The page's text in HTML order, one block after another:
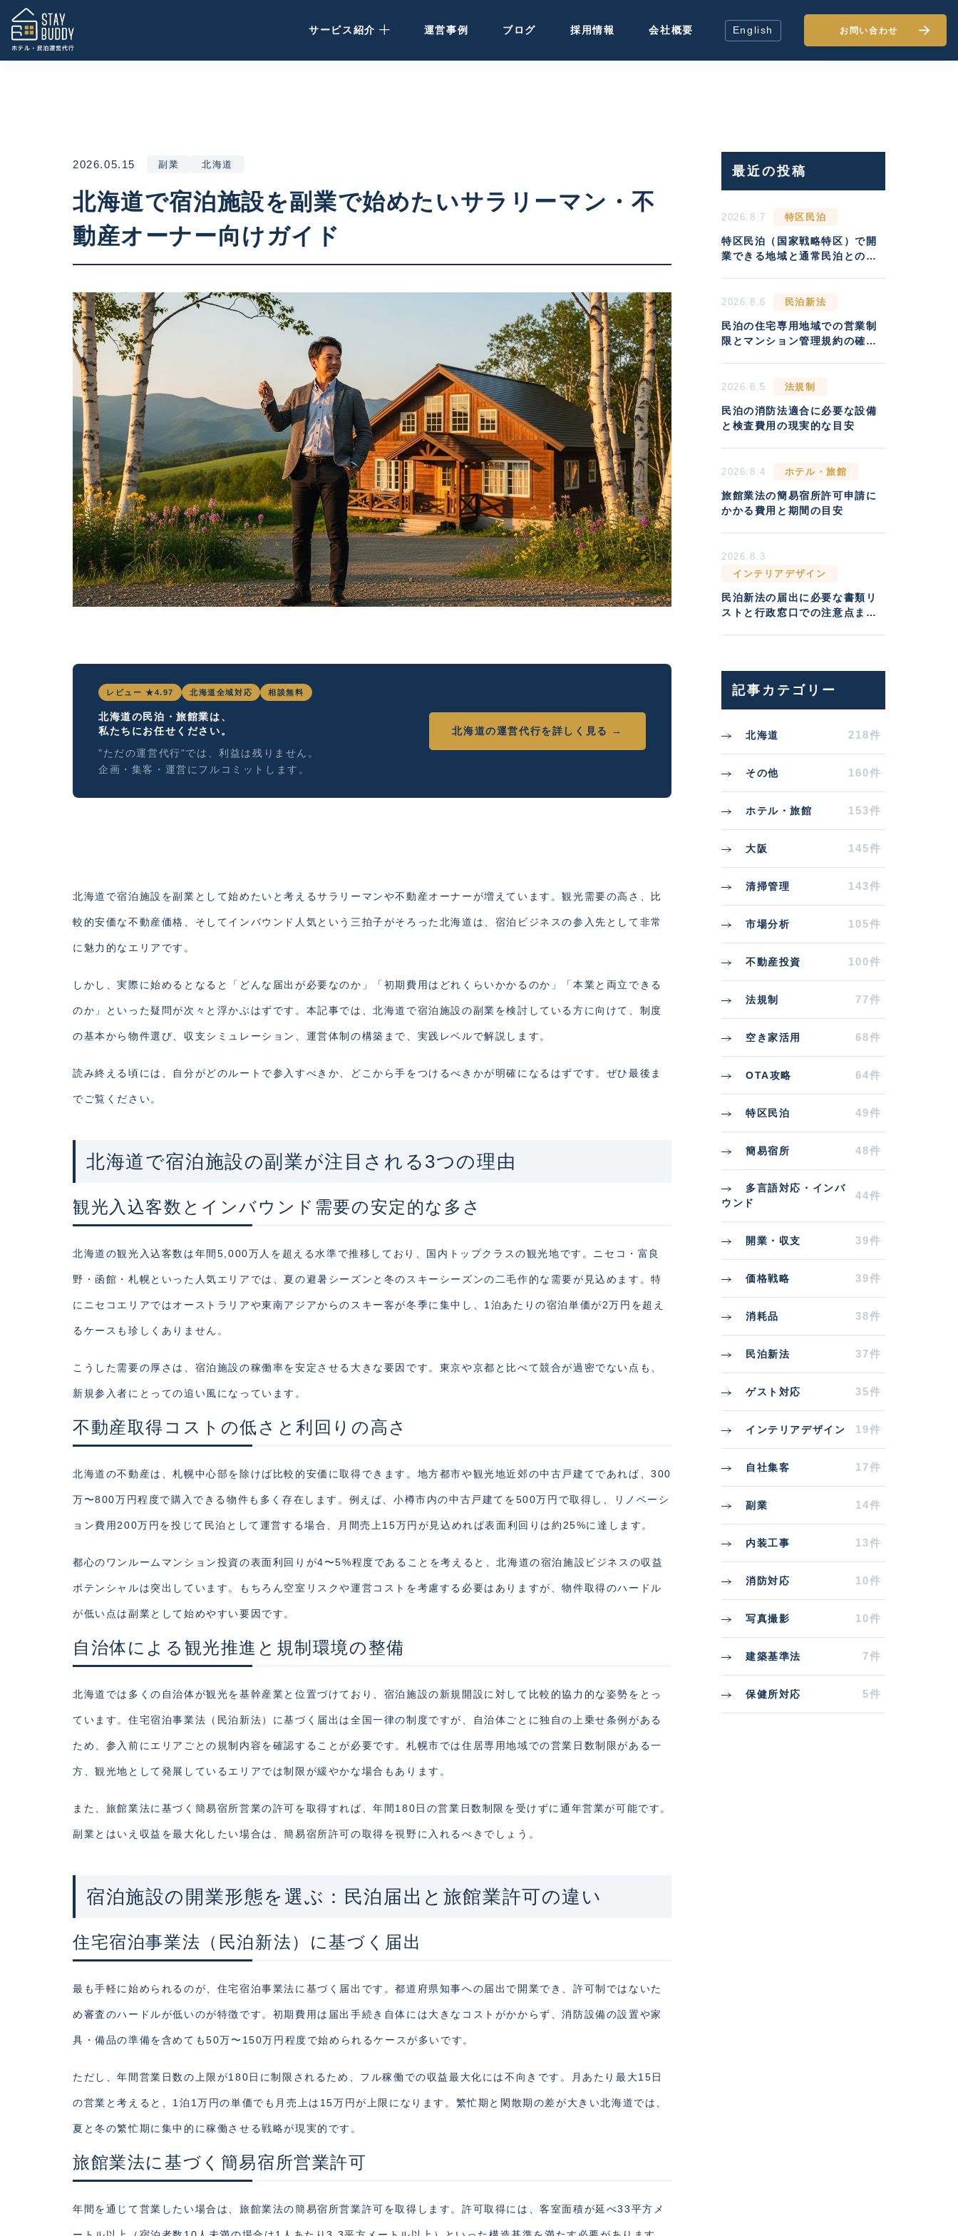
サービス紹介
民泊運営代行
空き家活用
ホテル開発・運営
運営事例 ブログ 採用情報 会社概要 English お問い合わせ
2026.05.15 副業 北海道
北海道で宿泊施設を副業で始めたいサラリーマン・不
動産オーナー向けガイド
レビュー ★4.97 北海道全域対応 相談無料
北海道の民泊・旅館業は、
私たちにお任せください。
"ただの運営代行"では、利益は残りません。
企画・集客・運営にフルコミットします。
北海道の運営代行を詳しく見る →
北海道で宿泊施設を副業として始めたいと考えるサラリーマンや不動産オーナーが増えています。観光需要の高さ、比
較的安価な不動産価格、そしてインバウンド人気という三拍子がそろった北海道は、宿泊ビジネスの参入先として非常
に魅力的なエリアです。
しかし、実際に始めるとなると「どんな届出が必要なのか」「初期費用はどれくらいかかるのか」「本業と両立できる
のか」といった疑問が次々と浮かぶはずです。本記事では、北海道で宿泊施設の副業を検討している方に向けて、制度
の基本から物件選び、収支シミュレーション、運営体制の構築まで、実践レベルで解説します。
読み終える頃には、自分がどのルートで参入すべきか、どこから手をつけるべきかが明確になるはずです。ぜひ最後ま
でご覧ください。
北海道で宿泊施設の副業が注目される3つの理由
観光入込客数とインバウンド需要の安定的な多さ
北海道の観光入込客数は年間5,000万人を超える水準で推移しており、国内トップクラスの観光地です。ニセコ・富良
野・函館・札幌といった人気エリアでは、夏の避暑シーズンと冬のスキーシーズンの二毛作的な需要が見込めます。特
にニセコエリアではオーストラリアや東南アジアからのスキー客が冬季に集中し、1泊あたりの宿泊単価が2万円を超え
るケースも珍しくありません。
こうした需要の厚さは、宿泊施設の稼働率を安定させる大きな要因です。東京や京都と比べて競合が過密でない点も、
新規参入者にとっての追い風になっています。
不動産取得コストの低さと利回りの高さ
北海道の不動産は、札幌中心部を除けば比較的安価に取得できます。地方都市や観光地近郊の中古戸建てであれば、300
万〜800万円程度で購入できる物件も多く存在します。例えば、小樽市内の中古戸建てを500万円で取得し、リノベーシ
ョン費用200万円を投じて民泊として運営する場合、月間売上15万円が見込めれば表面利回りは約25%に達します。
都心のワンルームマンション投資の表面利回りが4〜5%程度であることを考えると、北海道の宿泊施設ビジネスの収益
ポテンシャルは突出しています。もちろん空室リスクや運営コストを考慮する必要はありますが、物件取得のハードル
が低い点は副業として始めやすい要因です。
自治体による観光推進と規制環境の整備
北海道では多くの自治体が観光を基幹産業と位置づけており、宿泊施設の新規開設に対して比較的協力的な姿勢をとっ
ています。住宅宿泊事業法（民泊新法）に基づく届出は全国一律の制度ですが、自治体ごとに独自の上乗せ条例がある
ため、参入前にエリアごとの規制内容を確認することが必要です。札幌市では住居専用地域での営業日数制限がある一
方、観光地として発展しているエリアでは制限が緩やかな場合もあります。
また、旅館業法に基づく簡易宿所営業の許可を取得すれば、年間180日の営業日数制限を受けずに通年営業が可能です。
副業とはいえ収益を最大化したい場合は、簡易宿所許可の取得を視野に入れるべきでしょう。
宿泊施設の開業形態を選ぶ：民泊届出と旅館業許可の違い
住宅宿泊事業法（民泊新法）に基づく届出
最も手軽に始められるのが、住宅宿泊事業法に基づく届出です。都道府県知事への届出で開業でき、許可制ではないた
め審査のハードルが低いのが特徴です。初期費用は届出手続き自体には大きなコストがかからず、消防設備の設置や家
具・備品の準備を含めても50万〜150万円程度で始められるケースが多いです。
ただし、年間営業日数の上限が180日に制限されるため、フル稼働での収益最大化には不向きです。月あたり最大15日
の営業と考えると、1泊1万円の単価でも月売上は15万円が上限になります。繁忙期と閑散期の差が大きい北海道では、
夏と冬の繁忙期に集中的に稼働させる戦略が現実的です。
旅館業法に基づく簡易宿所営業許可
年間を通じて営業したい場合は、旅館業法の簡易宿所営業許可を取得します。許可取得には、客室面積が延べ33平方メ
最近の投稿
2026.8.7 特区民泊
特区民泊（国家戦略特区）で開
業できる地域と通常民泊との収
2026.8.6 民泊新法
民泊の住宅専用地域での営業制
限とマンション管理規約の確認
2026.8.5 法規制
民泊の消防法適合に必要な設備
と検査費用の現実的な目安
2026.8.4 ホテル・旅館
旅館業法の簡易宿所許可申請に
かかる費用と期間の目安
2026.8.3
インテリアデザイン
民泊新法の届出に必要な書類リ
ストと行政窓口での注意点まと
記事カテゴリー
北海道 218件
その他 160件
ホテル・旅館 153件
大阪 145件
清掃管理 143件
市場分析 105件
不動産投資 100件
法規制 77件
空き家活用 68件
OTA攻略 64件
特区民泊 49件
簡易宿所 48件
多言語対応・インバ
ウンド
44件
開業・収支 39件
価格戦略 39件
消耗品 38件
民泊新法 37件
ゲスト対応 35件
インテリアデザイン 19件
自社集客 17件
副業 14件
内装工事 13件
消防対応 10件
写真撮影 10件
建築基準法 7件
保健所対応 5件